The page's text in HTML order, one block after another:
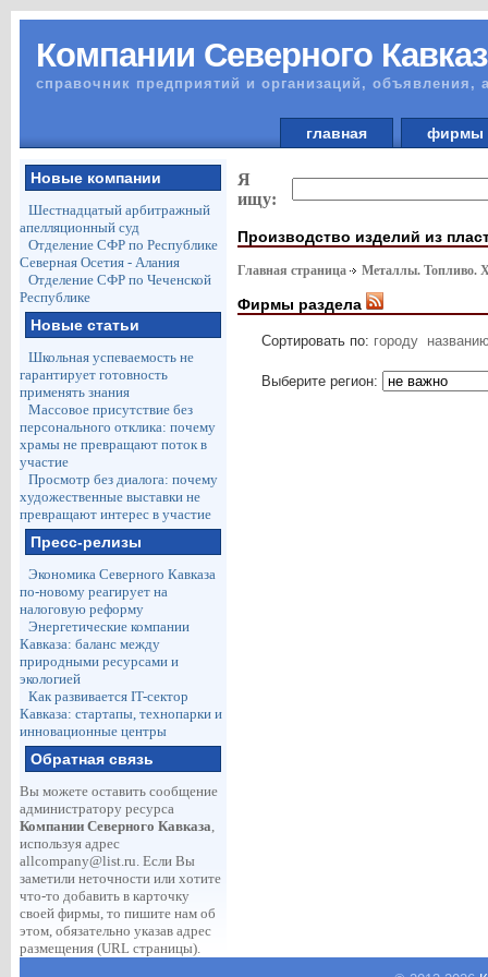
Компании Северного
справочник предприятий и организаций, объявления,
главная
Новые компании
Шестнадцатый арбитражный
апелляционный суд
Отделение СФР по Республике
Северная Осетия - Алания
Отделение СФР по Чеченской
Республике
Новые статьи
Школьная успеваемость не
гарантирует готовность
применять знания
Массовое присутствие без
персонального отклика: почему
храмы не превращают поток в
участие
Просмотр без диалога: почему
художественные выставки не
превращают интерес в участие
Пресс-релизы
Экономика Северного Кавказа
по-новому реагирует на
налоговую реформу
Энергетические компании
Кавказа: баланс между
природными ресурсами и
экологией
Как развивается IT-сектор
Кавказа: стартапы, технопарки и
инновационные центры
Обратная связь
Вы можете оставить сообщение
администратору ресурса
Компании Северного Кавказа,
используя адрес
allcompany@list.ru. Если Вы
заметили неточности или хотите
что-то добавить в карточку
своей фирмы, то пишите нам об
этом, обязательно указав адрес
размещения (URL страницы).
Я
ищу:
Производство изделий из
Главная страница Металлы. Топливо.
Фирмы раздела
Сортировать по: городу
Выберите регион: